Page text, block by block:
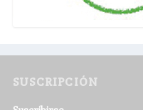
SUSCRIPCIÓN